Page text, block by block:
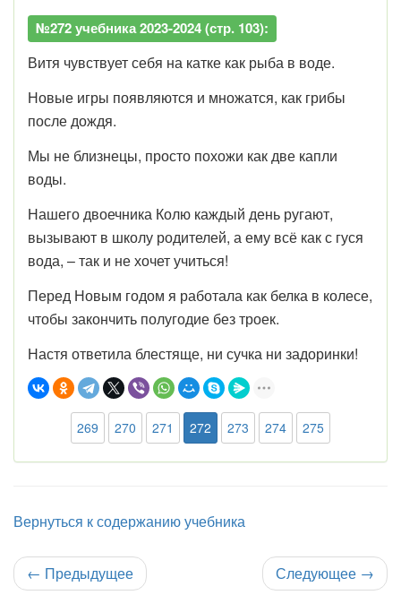
№272 учебника 2023-2024 (стр. 103):
Витя чувствует себя на катке как рыба в воде.
Новые игры появляются и множатся, как грибы
после дождя.
Мы не близнецы, просто похожи как две капли
воды.
Нашего двоечника Колю каждый день ругают,
вызывают в школу родителей, а ему всё как с гуся
вода, – так и не хочет учиться!
Перед Новым годом я работала как белка в колесе,
чтобы закончить полугодие без троек.
Настя ответила блестяще, ни сучка ни задоринки!
269 270 271 272 273 274 275
Вернуться к содержанию учебника
← Предыдущее Следующее →